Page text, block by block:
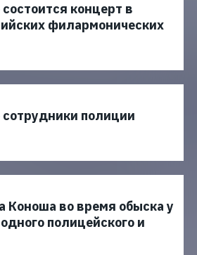
концерт в
филармонических
сотрудники полиции
Коноша во время обыска у
полицейского и